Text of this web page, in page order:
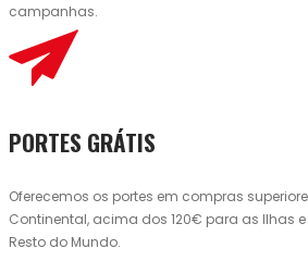
campanhas.
PORTES GRÁTIS
Oferecemos os portes em compras
Continental, acima dos 120€ para as Ilhas
Resto do Mundo.